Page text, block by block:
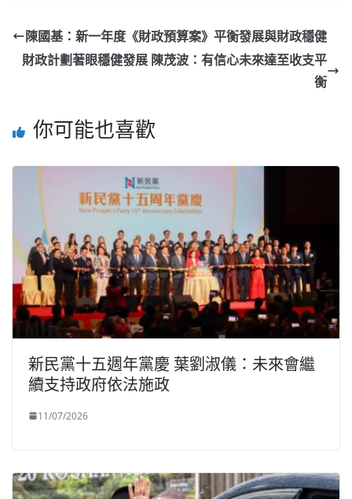
陳國基：新一年度《財政預算案》平衡發展與財政穩健
財政計劃著眼穩健發展 陳茂波：有信心未來達至收支平
衡
你可能也喜歡
新民黨十五週年黨慶 葉劉淑儀：未來會繼
續支持政府依法施政
11/07/2026